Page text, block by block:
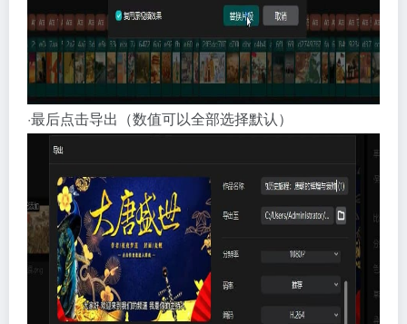
·最后点击导出（数值可以全部选择默认）